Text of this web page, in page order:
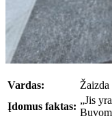
Vardas:
Žaizda
Įdomus faktas:
„Jis